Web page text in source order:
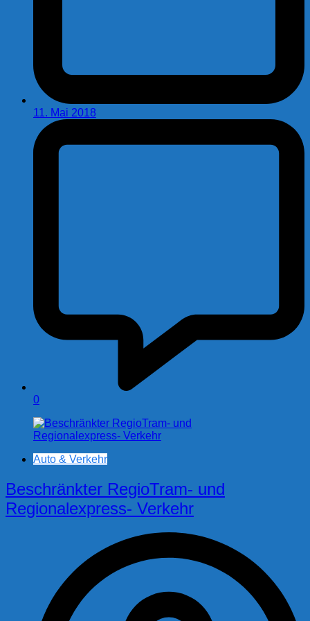
11. Mai 2018
0
Auto & Verkehr
Beschränkter RegioTram- und
Regionalexpress- Verkehr